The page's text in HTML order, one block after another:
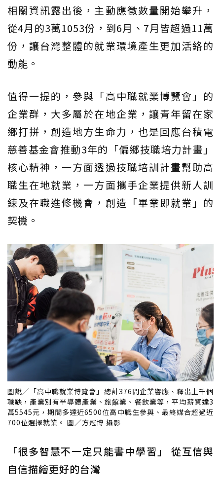
相關資訊露出後，主動應徵數量開始攀升，
從4月的3萬1053份，到6月、7月皆超過11萬
份，讓台灣整體的就業環境產生更加活絡的
動能。
值得一提的，參與「高中職就業博覽會」的
企業群，大多屬於在地企業，讓青年留在家
鄉打拼，創造地方生命力，也是回應台積電
慈善基金會推動3年的「偏鄉技職培力計畫」
核心精神，一方面透過技職培訓計畫幫助高
職生在地就業，一方面攜手企業提供新人訓
練及在職進修機會，創造「畢業即就業」的
契機。
圖說／「高中職就業博覽會」總計376間企業響應、釋出上千個
職缺，產業別有半導體產業、旅館業、餐飲業等，平均薪資達3
萬5545元，期間多達近6500位高中職生參與、最終媒合超過近
700位選擇就業。 圖／方冠博 攝影
「很多智慧不一定只能書中學習」 從互信與
自信描繪更好的台灣